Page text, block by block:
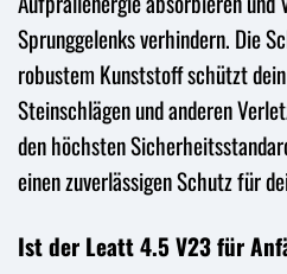
Sprunggelenks verhindern. Die
robustem Kunststoff schützt
Steinschlägen und anderen
den höchsten
einen zuverlässigen Schutz für
Ist der Leatt 4.5 V23 für